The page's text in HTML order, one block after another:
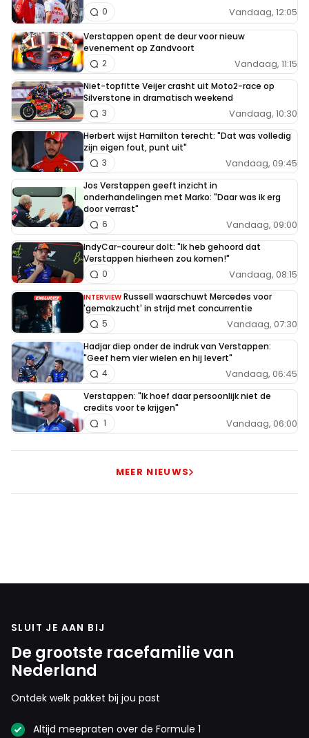
Vandaag, 12:05
0
Verstappen opent de deur voor nieuw
evenement op Zandvoort
Vandaag, 11:15
2
Niet-topfitte Veijer crasht uit Moto2-race op
Silverstone in dramatisch weekend
Vandaag, 10:30
3
Herbert wijst Hamilton terecht: "Dat was volledig
zijn eigen fout, punt uit"
Vandaag, 09:45
3
Jos Verstappen geeft inzicht in
onderhandelingen met Marko: "Daar was ik erg
door verrast"
Vandaag, 09:00
6
IndyCar-coureur dolt: "Ik heb gehoord dat
Verstappen hierheen zou komen!"
Vandaag, 08:15
0
INTERVIEW Russell waarschuwt Mercedes voor
'gemakzucht' in strijd met concurrentie
Vandaag, 07:30
5
Hadjar diep onder de indruk van Verstappen:
"Geef hem vier wielen en hij levert"
Vandaag, 06:45
4
Verstappen: "Ik hoef daar persoonlijk niet de
credits voor te krijgen"
Vandaag, 06:00
1
MEER NIEUWS
SLUIT JE AAN BIJ
De grootste racefamilie van
Nederland
Ontdek welk pakket bij jou past
Altijd meepraten over de Formule 1